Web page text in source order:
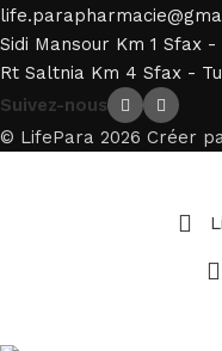
Sidi Mansour Km 1 Sfax -
Rt Saltnia Km 4 Sfax -
Suivez-nous
© LifePara 2026 Créer